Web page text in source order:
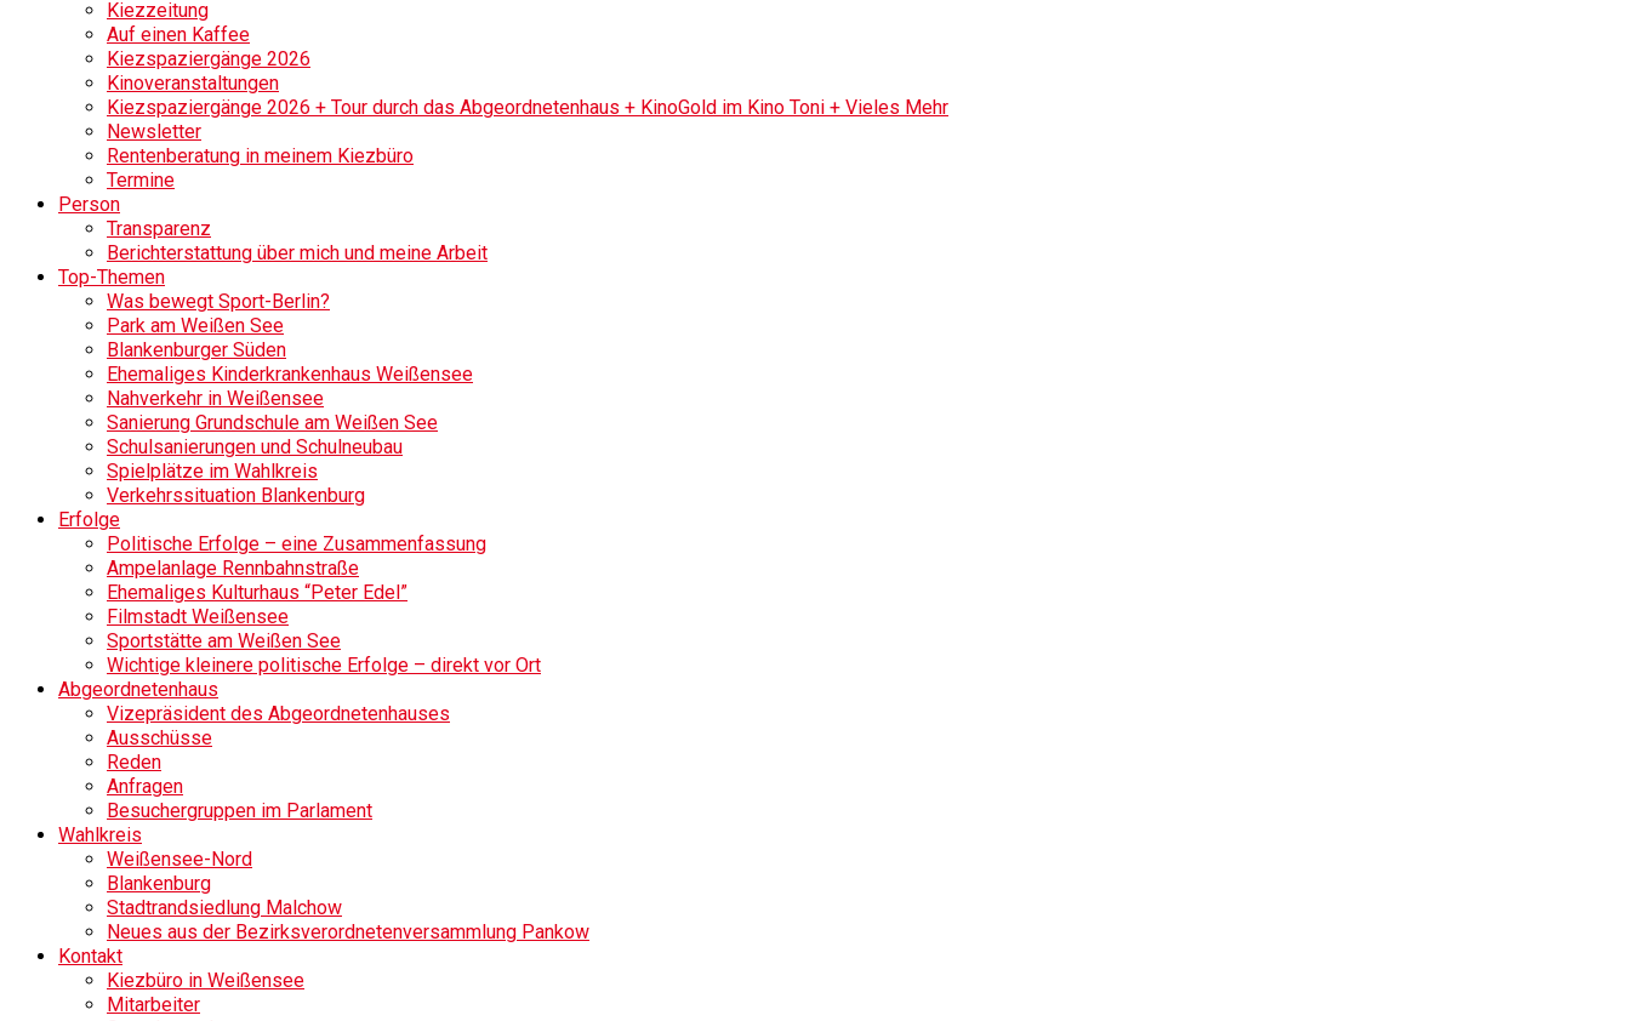
Kiezzeitung
Auf einen Kaffee
Kiezspaziergänge 2026
Kinoveranstaltungen
Kiezspaziergänge 2026 + Tour durch das Abgeordnetenhaus + KinoGold im Kino Toni + Vieles Mehr
Newsletter
Rentenberatung in meinem Kiezbüro
Termine
Person
Transparenz
Berichterstattung über mich und meine Arbeit
Top-Themen
Was bewegt Sport-Berlin?
Park am Weißen See
Blankenburger Süden
Ehemaliges Kinderkrankenhaus Weißensee
Nahverkehr in Weißensee
Sanierung Grundschule am Weißen See
Schulsanierungen und Schulneubau
Spielplätze im Wahlkreis
Verkehrssituation Blankenburg
Erfolge
Politische Erfolge – eine Zusammenfassung
Ampelanlage Rennbahnstraße
Ehemaliges Kulturhaus “Peter Edel”
Filmstadt Weißensee
Sportstätte am Weißen See
Wichtige kleinere politische Erfolge – direkt vor Ort
Abgeordnetenhaus
Vizepräsident des Abgeordnetenhauses
Ausschüsse
Reden
Anfragen
Besuchergruppen im Parlament
Wahlkreis
Weißensee-Nord
Blankenburg
Stadtrandsiedlung Malchow
Neues aus der Bezirksverordnetenversammlung Pankow
Kontakt
Kiezbüro in Weißensee
Mitarbeiter